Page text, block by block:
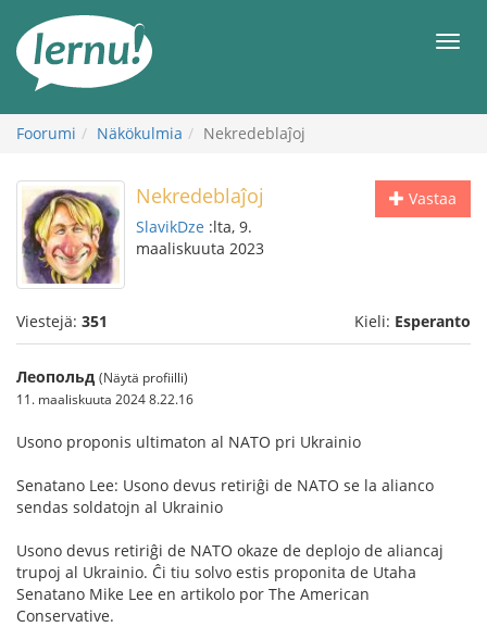
sisältöön
Foorumi Näkökulmia Nekredeblaĵoj
Vastaa
Nekredeblaĵoj
SlavikDze :lta, 9.
maaliskuuta 2023
Viestejä: 351 Kieli: Esperanto
Леопольд (Näytä profiilli)
11. maaliskuuta 2024 8.22.16
Usono proponis ultimaton al NATO pri Ukrainio
Senatano Lee: Usono devus retiriĝi de NATO se la alianco
sendas soldatojn al Ukrainio
Usono devus retiriĝi de NATO okaze de deplojo de aliancaj
trupoj al Ukrainio. Ĉi tiu solvo estis proponita de Utaha
Senatano Mike Lee en artikolo por The American
Conservative.